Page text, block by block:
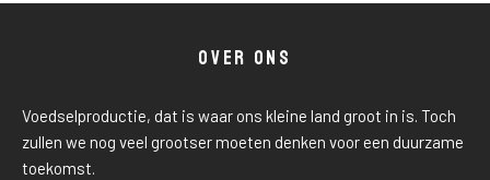
OVER ONS
Voedselproductie, dat is waar ons kleine land groot in is. Toch
zullen we nog veel grootser moeten denken voor een duurzame
toekomst.